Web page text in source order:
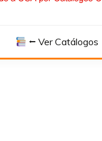
⭠ Ver Catálogos